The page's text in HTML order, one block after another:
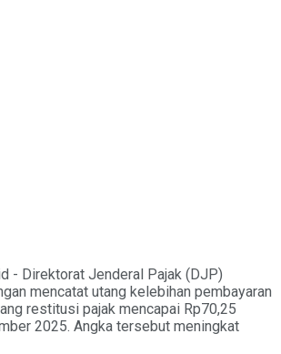
- Direktorat Jenderal Pajak (DJP)
mencatat utang kelebihan pembayaran
restitusi pajak mencapai Rp70,25
2025. Angka tersebut meningkat